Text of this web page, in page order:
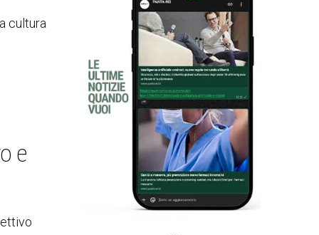
cultura
e